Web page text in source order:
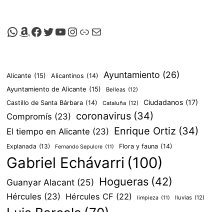
Canal de Whatsapp de Viscalacant
Comprar en Amazon
Facebook de Viscalacant
Twitter de Viscalacant
Canal de Youtube de Viscalacant
Instagram de Viscalacant
Viscalacant en Polkaverse
Correo electrónico
Alicante (15) Alicantinos (14) Ayuntamiento (26)
Ayuntamiento de Alicante (15) Belleas (12)
Castillo de Santa Bárbara (14) Cataluña (12) Ciudadanos (17)
Compromís (23) coronavirus (34)
El tiempo en Alicante (23) Enrique Ortiz (34)
Explanada (13) Fernando Sepulcre (11) Flora y fauna (14)
Gabriel Echávarri (100)
Guanyar Alacant (25) Hogueras (42)
Hércules (23) Hércules CF (22) limpieza (11) lluvias (12)